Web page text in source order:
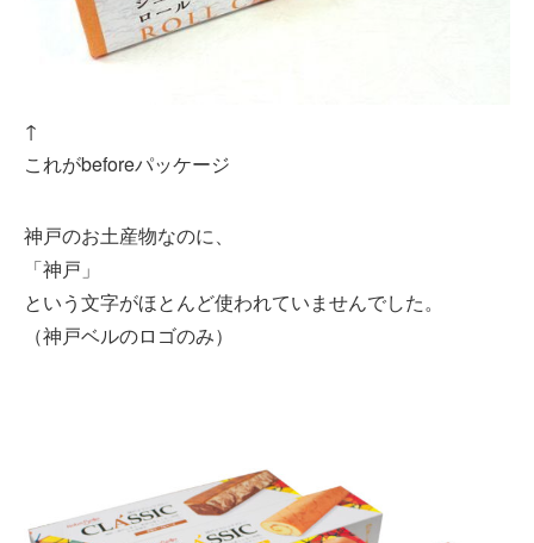
↑
これがbeforeパッケージ
神戸のお土産物なのに、
「神戸」
という文字がほとんど使われていませんでした。
（神戸ベルのロゴのみ）